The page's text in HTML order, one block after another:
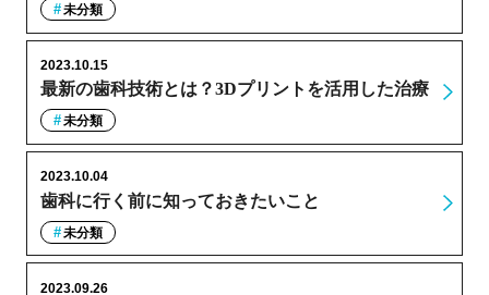
未分類
最新の歯科技術とは？3Dプリントを活用した治療
2023.10.15
未分類
歯科に行く前に知っておきたいこと
2023.10.04
未分類
2023.09.26